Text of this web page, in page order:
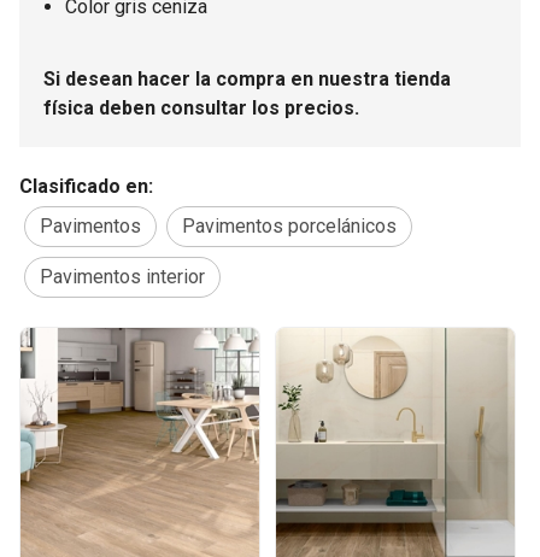
Color gris ceniza
Si desean hacer la compra en nuestra tienda
física deben consultar los precios.
Clasificado en:
Pavimentos
Pavimentos porcelánicos
Pavimentos interior